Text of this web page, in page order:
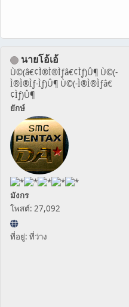
นายโอ้เอ้
Ù©(â€¢Ì®Ì®Ìƒâ€¢Ìƒ)Û¶ Ù©(-
Ì®Ì®Ìƒ-Ìƒ)Û¶ Ù©(-Ì®Ì®Ìƒâ€
¢Ìƒ)Û¶
ยักษ์
มังกร
โพสต์: 27,092
ที่อยู่: ที่ว่าง